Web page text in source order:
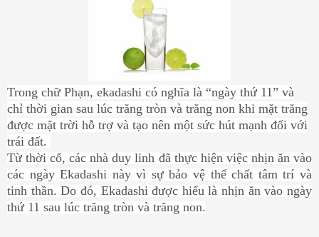
Trong chữ Phạn, ekadashi có nghĩa là “ngày thứ 11” và
chỉ thời gian sau lúc trăng tròn và trăng non khi mặt trăng
được mặt trời hỗ trợ và tạo nên một sức hút mạnh đối với
trái đất.
Từ thời cổ, các nhà duy linh đã thực hiện việc nhịn ăn vào
các ngày Ekadashi này vì sự bảo vệ thể chất tâm trí và
tinh thần. Do đó, Ekadashi được hiểu là nhịn ăn vào ngày
thứ 11 sau lúc trăng tròn và trăng non.